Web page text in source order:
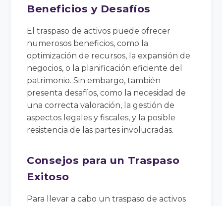
Beneficios y Desafíos
El traspaso de activos puede ofrecer
numerosos beneficios, como la
optimización de recursos, la expansión de
negocios, o la planificación eficiente del
patrimonio. Sin embargo, también
presenta desafíos, como la necesidad de
una correcta valoración, la gestión de
aspectos legales y fiscales, y la posible
resistencia de las partes involucradas.
Consejos para un Traspaso
Exitoso
Para llevar a cabo un traspaso de activos